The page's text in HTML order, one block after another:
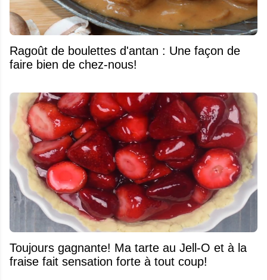
Ragoût de boulettes d'antan : Une façon de
faire bien de chez-nous!
Toujours gagnante! Ma tarte au Jell-O et à la
fraise fait sensation forte à tout coup!